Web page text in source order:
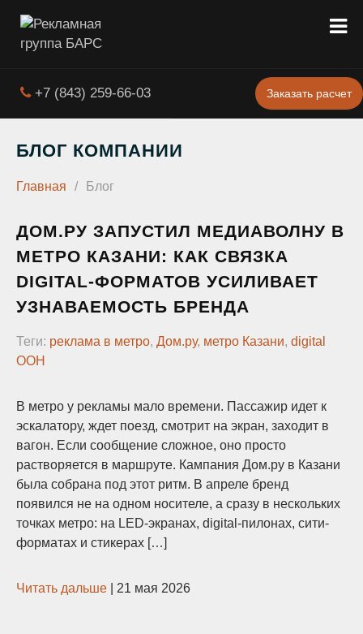
+7 (843) 259-66-03 Заказать расчет
БЛОГ КОМПАНИИ
Главная / Блог
ДОМ.РУ ЗАПУСТИЛ МЕДИАВОЛНУ В
МЕТРО КАЗАНИ: КАК СВЯЗКА
DIGITAL-ФОРМАТОВ УСИЛИВАЕТ
УЗНАВАЕМОСТЬ БРЕНДА
Теги: реклама в метро, Дом.ру, метро Казани, digital
OOH
В метро у рекламы мало времени. Пассажир идет к
эскалатору, ждет поезд, смотрит на экран, заходит в
вагон. Если сообщение сложное, оно просто
растворяется в маршруте. Кампания Дом.ру в Казани
была собрана под этот ритм. В апреле бренд
появился не на одном носителе, а сразу в нескольких
точках метро: на LED-экранах, digital-пилонах, сити-
форматах и стикерах […]
Читать дальше 21 мая 2026